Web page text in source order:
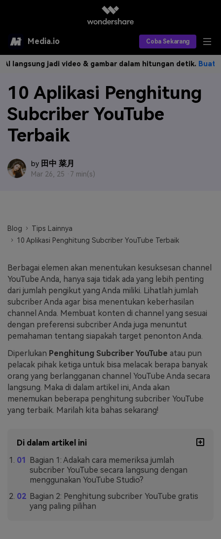
Media.io Coba Sekarang
Alat AI
AI Video
AI Gambar
AI Audio
Model AI yang Didukung
Produk AI
Asisten Video AI
Editor Video AI
Editor Gambar AI
Editor Audio AI
Efek AI
Efek Video
Efek Foto
Sumber Daya
FAQs Hubungi Kami
Tips & Tutorial AI
Postingan Terbaru
Jelajahi Lebih Banyak >>
Harga
jadi video & gambar dalam hitungan detik.Buat
10 Aplikasi Penghitung
Subcriber YouTube
Terbaik
by 田中 菜月
Mar 26, 25 · 7 min(s)
Blog
Tips Lainnya
10 Aplikasi Penghitung Subcriber YouTube Terbaik
Berbagai elemen akan menentukan kesuksesan channel
YouTube Anda, hanya saja tidak ada yang lebih penting
dari jumlah pengikut yang Anda miliki. Lihatlah jumlah
subcriber Anda agar bisa menentukan keberhasilan
channel Anda. Membuat konten di channel yang sesuai
dengan preferensi subcriber Anda juga menuntut
pemahaman tentang siapakah target penonton Anda.
Diperlukan Penghitung Subcriber YouTube atau pun
pelacak pihak ketiga untuk bisa melacak berapa banyak
orang yang berlangganan channel YouTube Anda secara
langsung. Maka di dalam artikel ini, Anda akan
menemukan beberapa penghitung subcriber YouTube
yang terbaik. Marilah kita bahas sekarang!
Di dalam artikel ini
Bagian 1: Adakah cara memeriksa jumlah
subcriber YouTube secara langsung dengan
menggunakan YouTube Studio?
Bagian 2: Penghitung subcriber YouTube gratis
yang paling pilihan